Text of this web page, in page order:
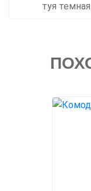
туя темная